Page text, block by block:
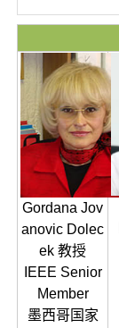
Gordana Jov
anovic Dolec
ek 教授
IEEE Senior
Member
墨西哥国家